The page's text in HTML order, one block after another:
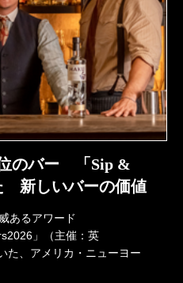
のバー 「Sip &
新しいバーの価値
あるアワード
」（主催：英
た、アメリカ・ニューヨー